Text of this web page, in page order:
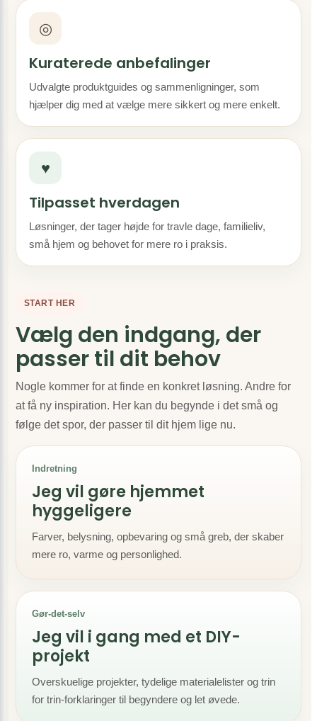
◎
Kuraterede anbefalinger
Udvalgte produktguides og sammenligninger, som
hjælper dig med at vælge mere sikkert og mere enkelt.
♥
Tilpasset hverdagen
Løsninger, der tager højde for travle dage, familieliv,
små hjem og behovet for mere ro i praksis.
START HER
Vælg den indgang, der
passer til dit behov
Nogle kommer for at finde en konkret løsning. Andre for
at få ny inspiration. Her kan du begynde i det små og
følge det spor, der passer til dit hjem lige nu.
Indretning
Jeg vil gøre hjemmet
hyggeligere
Farver, belysning, opbevaring og små greb, der skaber
mere ro, varme og personlighed.
Gør-det-selv
Jeg vil i gang med et DIY-
projekt
Overskuelige projekter, tydelige materialelister og trin
for trin-forklaringer til begyndere og let øvede.